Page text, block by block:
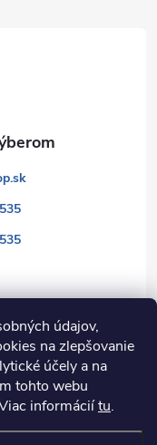
údajov,
na zlepšovanie
účely a na
tohto webu
informáciítu.